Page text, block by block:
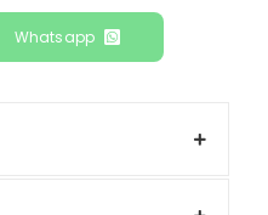
Whatsapp